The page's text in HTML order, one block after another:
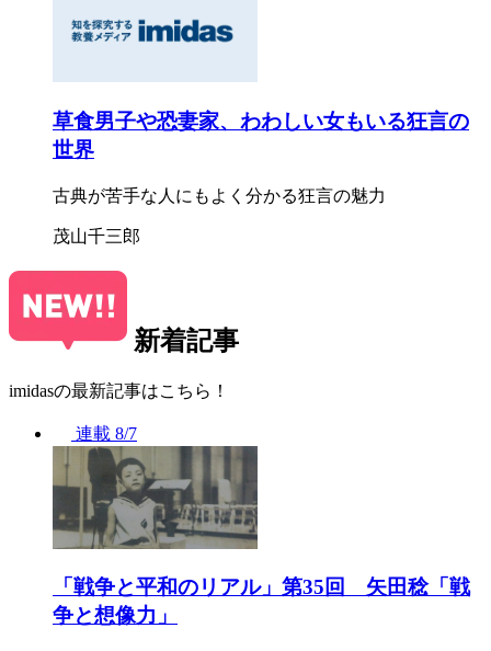
草食男子や恐妻家、わわしい女もいる狂言の
世界
古典が苦手な人にもよく分かる狂言の魅力
茂山千三郎
新着記事
imidasの最新記事はこちら！
連載 8/7
「戦争と平和のリアル」第35回 矢田稔「戦
争と想像力」